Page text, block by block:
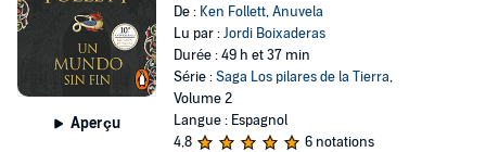
Aperçu
De : Ken Follett,Anuvela
Lu par :Jordi Boixaderas
Durée : 49 h et 37 min
Série :Saga Los pilares de la Tierra,
Volume 2
Langue : Espagnol
4,8
6 notations